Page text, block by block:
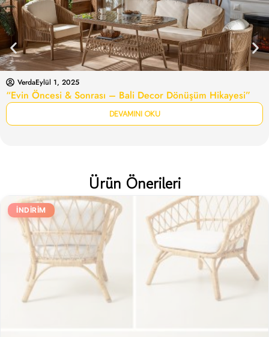
VerdaEylül 1, 2025
“Evin Öncesi & Sonrası – Bali Decor Dönüşüm Hikayesi”
DEVAMINI OKU
Ürün Önerileri
İNDIRIM